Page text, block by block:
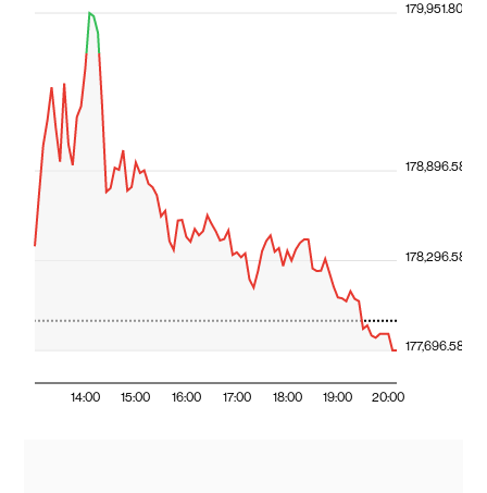
14:00 15:00 16:00 17:00 18:00 19:00 20:00
177,696.58
178,296.58
178,896.58
179,951.80